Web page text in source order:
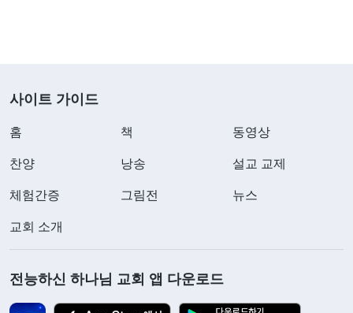
인데, 제니퍼 자매가 우리한테 요구가 너무 높다고
여겼거든요. 책임감 없이 본분을 대충 이행한다는 말
어요. 말을 다소 딱딱하게 해서 저를 민망하게 만들
었다는 이유로 제니퍼 자매를 교만한 사람으로 규정
했죠. 리더 앞에서 제니퍼 자매를 교만하다고 평가하
면서 리더도 색안경을 끼고 제 편에 서 주길 바랐고
요. 리더가 저를 도우려고 잘못을 지적했을 때도 전
사이트 가이드
홈 책 동영상
찬양 낭송 설교 교제
체험간증 그림전 뉴스
교회 소개
전능하신 하나님 교회 앱 다운로드